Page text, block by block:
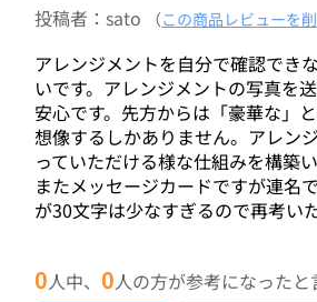
投稿者：sato
（この商品レビューを
アレンジメントを自分で確認でき
いです。アレンジメントの写真を
安心です。先方からは「豪華な」
想像するしかありません。アレン
っていただける様な仕組みを構築
またメッセージカードですが連名
が30文字は少なすぎるので再考い
0人中、0人の方が参考になったと